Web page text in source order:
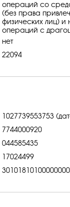
операций со
(без права
физических лиц) и
операций с
нет
22094
1027739553753
7744000920
044585435
17024499